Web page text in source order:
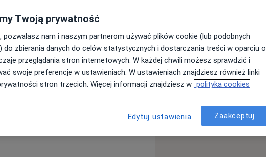
zabiegach mało
i odbytu.
Twoją prywatność
pozwalasz nam i naszym partnerom używać plików cookie (lub podobnych
do zbierania danych do celów statystycznych i dostarczania treści w oparciu o
przeglądania stron internetowych. W każdej chwili możesz sprawdzić i
swoje preferencje w ustawieniach. W ustawieniach znajdziesz również linki
stron trzecich. Więcej informacji znajdziesz w polityka cookies
Edytuj ustawienia Zaakceptuj